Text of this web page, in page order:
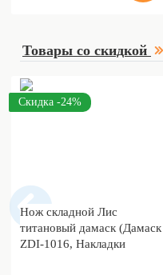
Товары со скидкой
Скидка -24%
Нож складной Лис
титановый дамаск (Дамаск
ZDI-1016, Накладки